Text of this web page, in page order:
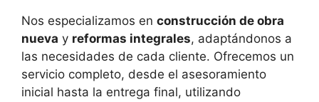
Nos especializamos en construcción de obra
nueva y reformas integrales, adaptándonos a
las necesidades de cada cliente. Ofrecemos un
servicio completo, desde el asesoramiento
inicial hasta la entrega final, utilizando